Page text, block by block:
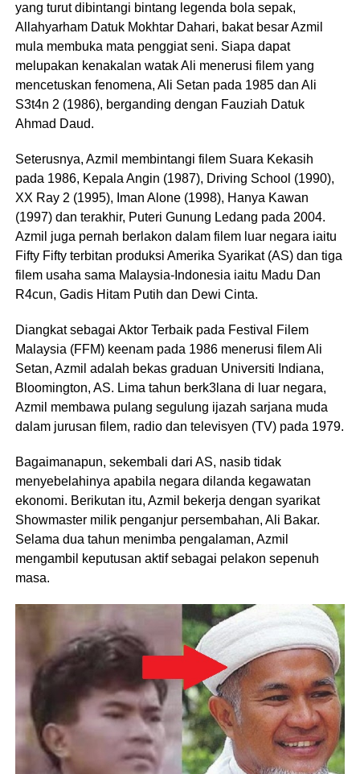
yang turut dibintangi bintang legenda bola sepak,
Allahyarham Datuk Mokhtar Dahari, bakat besar Azmil
mula membuka mata penggiat seni. Siapa dapat
melupakan kenakalan watak Ali menerusi filem yang
mencetuskan fenomena, Ali Setan pada 1985 dan Ali
S3t4n 2 (1986), berganding dengan Fauziah Datuk
Ahmad Daud.
Seterusnya, Azmil membintangi filem Suara Kekasih
pada 1986, Kepala Angin (1987), Driving School (1990),
XX Ray 2 (1995), Iman Alone (1998), Hanya Kawan
(1997) dan terakhir, Puteri Gunung Ledang pada 2004.
Azmil juga pernah berlakon dalam filem luar negara iaitu
Fifty Fifty terbitan produksi Amerika Syarikat (AS) dan tiga
filem usaha sama Malaysia-Indonesia iaitu Madu Dan
R4cun, Gadis Hitam Putih dan Dewi Cinta.
Diangkat sebagai Aktor Terbaik pada Festival Filem
Malaysia (FFM) keenam pada 1986 menerusi filem Ali
Setan, Azmil adalah bekas graduan Universiti Indiana,
Bloomington, AS. Lima tahun berk3lana di luar negara,
Azmil membawa pulang segulung ijazah sarjana muda
dalam jurusan filem, radio dan televisyen (TV) pada 1979.
Bagaimanapun, sekembali dari AS, nasib tidak
menyebelahinya apabila negara dilanda kegawatan
ekonomi. Berikutan itu, Azmil bekerja dengan syarikat
Showmaster milik penganjur persembahan, Ali Bakar.
Selama dua tahun menimba pengalaman, Azmil
mengambil keputusan aktif sebagai pelakon sepenuh
masa.